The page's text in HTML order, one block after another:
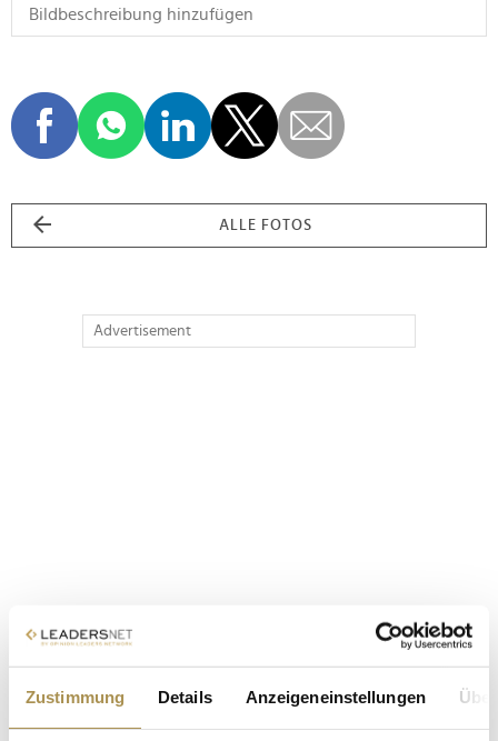
Zustimmung Details Anzeigeneinstellungen
ALLE FOTOS
Advertisement